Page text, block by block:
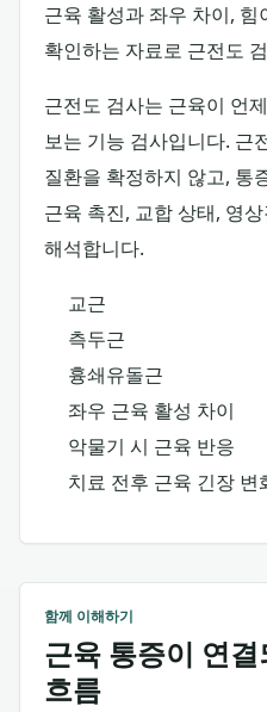
근육 활성과 좌우 차이,
확인하는 자료로 근전도
근전도 검사는 근육이 언
보는 기능 검사입니다. 근
질환을 확정하지 않고, 통
근육 촉진, 교합 상태, 영
해석합니다.
교근
측두근
흉쇄유돌근
좌우 근육 활성 차이
악물기 시 근육 반응
치료 전후 근육 긴장 변
함께 이해하기
근육 통증이 연
흐름